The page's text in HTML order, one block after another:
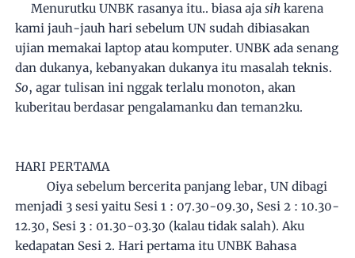
Menurutku UNBK rasanya itu.. biasa ajasih karena
kami jauh-jauh hari sebelum UN sudah dibiasakan
ujian memakai laptop atau komputer. UNBK ada senang
dan dukanya, kebanyakan dukanya itu masalah teknis.
So, agar tulisan ini nggak terlalu monoton, akan
kuberitau berdasar pengalamanku dan teman2ku.
HARI PERTAMA
Oiya sebelum bercerita panjang lebar, UN dibagi
menjadi 3 sesi yaitu Sesi 1 : 07.30-09.30, Sesi 2 : 10.30-
12.30, Sesi 3 : 01.30-03.30 (kalau tidak salah). Aku
kedapatan Sesi 2. Hari pertama itu UNBK Bahasa